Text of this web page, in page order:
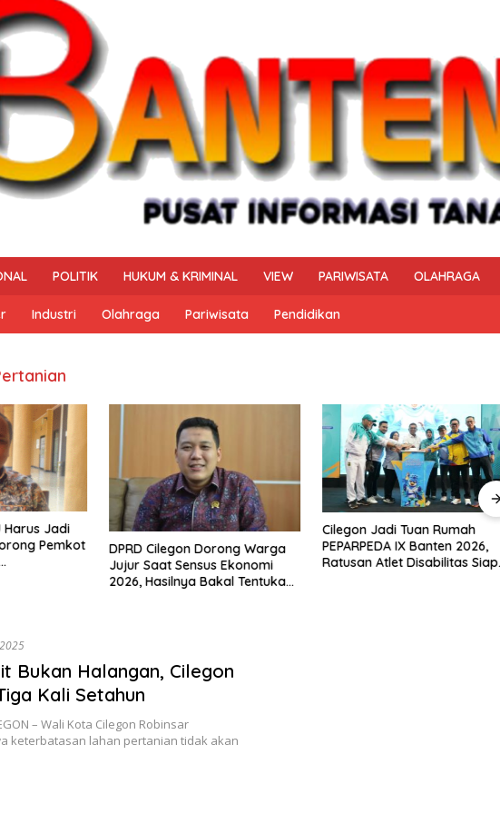
POLITIK HUKUM & KRIMINAL VIEW PARIWISATA OLAHRAGA
Industri Olahraga Pariwisata Pendidikan
Harus Jadi
Pemkot
DPRD Cilegon Dorong Warga
Jujur Saat Sensus Ekonomi
2026, Hasilnya Bakal Tentukan
Cilegon Jadi Tuan Rumah
PEPARPEDA IX Banten 2026,
Ratusan Atlet Disabilitas Siap
Bukan Halangan, Cilegon
Kali Setahun
– Wali Kota Cilegon Robinsar
keterbatasan lahan pertanian tidak akan